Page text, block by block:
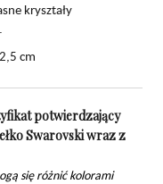
kryształy
cm
potwierdzający
Swarovski wraz z
się różnić kolorami